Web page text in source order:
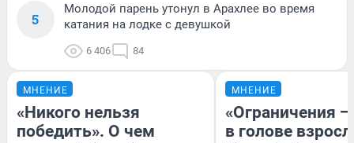
5
Молодой парень утонул в Арахлее во время
катания на лодке с девушкой
6 406 84
МНЕНИЕ
«Никого нельзя
победить». О чем
МНЕНИЕ
«Ограничения
в голове